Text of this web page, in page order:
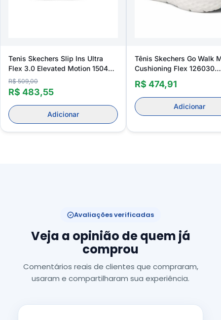
Tenis Skechers Slip Ins Ultra
Flex 3.0 Elevated Motion 150457
Feminino
R$ 509,00
R$ 483,55
Adicionar
Tênis Skechers Go Walk
Cushioning Flex 126030
Feminino
R$ 474,91
Adicionar
Avaliações verificadas
Veja a opinião de quem já
comprou
Comentários reais de clientes que compraram,
usaram e compartilharam sua experiência.